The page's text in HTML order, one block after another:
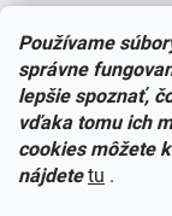
Používame
správne
lepšie spoznať,
vďaka tomu ich
cookies môžete
nájdete tu .
Zásady súborov
Facebook